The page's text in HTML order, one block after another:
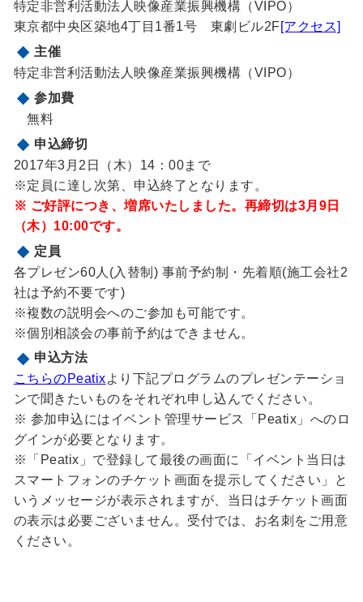
特定非営利活動法人映像産業振興機構（VIPO）
東京都中央区築地4丁目1番1号 東劇ビル2F [アクセス]
主催
特定非営利活動法人映像産業振興機構（VIPO）
参加費
無料
申込締切
2017年3月2日（木）14：00まで
※定員に達し次第、申込終了となります。
※ ご好評につき、増席いたしました。再締切は3月9日
（木）10:00です。
定員
各プレゼン60人(入替制) 事前予約制・先着順(施工会社2
社は予約不要です)
※複数の説明会へのご参加も可能です。
※個別相談会の事前予約はできません。
申込方法
こちらのPeatixより下記プログラムのプレゼンテーショ
ンで聞きたいものをそれぞれ申し込んでください。
※ 参加申込にはイベント管理サービス「Peatix」へのロ
グインが必要となります。
※「Peatix」で登録して最後の画面に「イベント当日は
スマートフォンのチケット画面を提示してください」と
いうメッセージが表示されますが、当日はチケット画面
の表示は必要ございません。受付では、お名刺をご用意
ください。